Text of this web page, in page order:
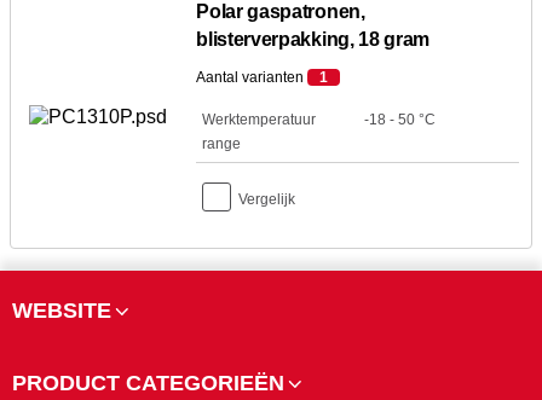
Polar gaspatronen,
blisterverpakking, 18 gram
Aantal varianten 1
Werktemperatuur
range
-18 - 50 °C
Vergelijk
WEBSITE
PRODUCT CATEGORIEËN